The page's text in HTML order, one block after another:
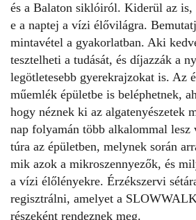
és a Balaton siklóiról. Kiderül az is,
e a naptej a vízi élővilágra.
mintavétel a gyakorlatban. Aki
tesztelheti a tudását, és díjazzák a
legötletesebb gyerekrajzokat is. Az
műemlék épületbe is beléphetnek,
hogy néznek ki az algatenyészetek
nap folyamán több alkalommal lesz
túra az épületben, melynek során
mik azok a mikroszennyezők, és
a vízi élőlényekre. Érzékszervi
regisztrálni, amelyet a
részeként rendeznek meg.